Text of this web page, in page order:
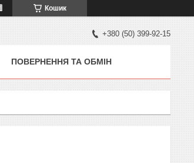
Кошик
+380 (50) 399-92-15
ПОВЕРНЕННЯ ТА ОБМІН